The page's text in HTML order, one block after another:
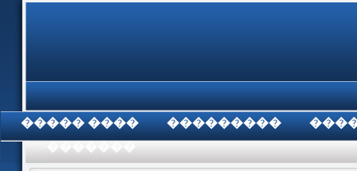
���� ����� ���������